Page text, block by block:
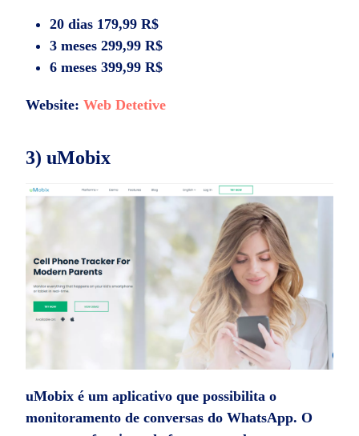
20 dias 179,99 R$
3 meses 299,99 R$
6 meses 399,99 R$
Website:Web Detetive
3) uMobix
uMobix é um aplicativo que possibilita o
monitoramento de conversas do WhatsApp. O